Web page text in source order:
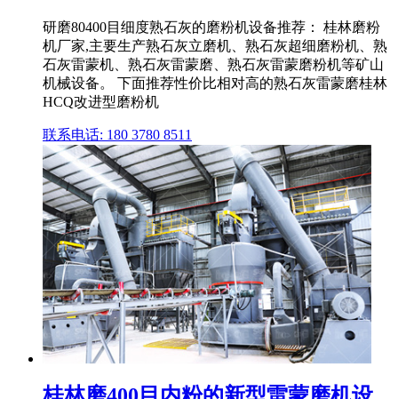
研磨80400目细度熟石灰的磨粉机设备推荐： 桂林磨粉
机厂家,主要生产熟石灰立磨机、熟石灰超细磨粉机、熟
石灰雷蒙机、熟石灰雷蒙磨、熟石灰雷蒙磨粉机等矿山
机械设备。 下面推荐性价比相对高的熟石灰雷蒙磨桂林
HCQ改进型磨粉机
联系电话: 180 3780 8511